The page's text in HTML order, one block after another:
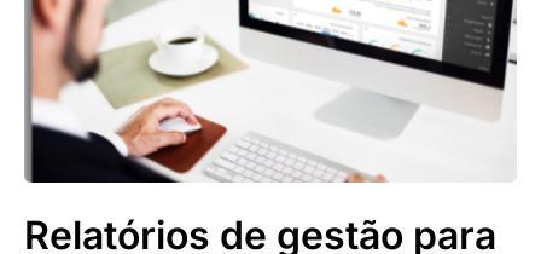
Relatórios de gestão para